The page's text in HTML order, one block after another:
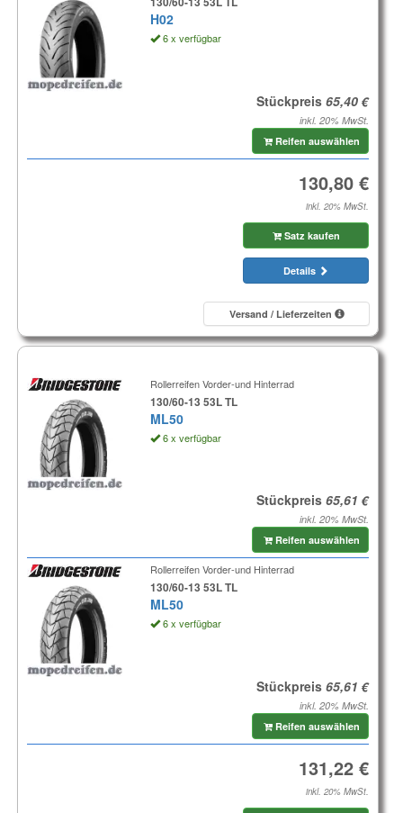
H02
6 x verfügbar
Stückpreis
inkl. 20% MwSt.
Reifen auswählen
inkl. 20% MwSt.
Satz kaufen
Details
Versand / Lieferzeiten
Rollerreifen Vorder-und Hinterrad
130/60-13 53L TL
ML50
6 x verfügbar
Stückpreis
inkl. 20% MwSt.
Reifen auswählen
Rollerreifen Vorder-und Hinterrad
130/60-13 53L TL
ML50
6 x verfügbar
Stückpreis
inkl. 20% MwSt.
Reifen auswählen
inkl. 20% MwSt.